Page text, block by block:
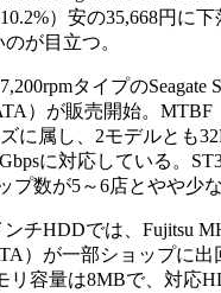
）安の35,668円に
が目立つ。
タイプのSeagate
）が販売開始。
ズに属し、2モデルとも
に対応している。
プ数が5～6店とやや少
チHDDでは、Fujitsu
）が一部ショップに
リ容量は8MBで、対応